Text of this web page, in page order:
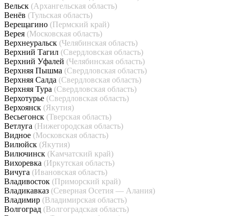
Вельск (Архангельская область)
Венёв (Тульская область)
Верещагино (Пермский край)
Верея (Московская область)
Верхнеуральск (Челябинская область)
Верхний Тагил (Свердловская область)
Верхний Уфалей (Челябинская область)
Верхняя Пышма (Свердловская область)
Верхняя Салда (Свердловская область)
Верхняя Тура (Свердловская область)
Верхотурье (Свердловская область)
Верхоянск (Якутия)
Весьегонск (Тверская область)
Ветлуга (Нижегородская область)
Видное (Московская область)
Вилюйск (Якутия)
Вилючинск (Камчатский край)
Вихоревка (Иркутская область)
Вичуга (Ивановская область)
Владивосток (Приморский край)
Владикавказ (Северная Осетия — Алания)
Владимир (Владимирская область)
Волгоград (Волгоградская область)